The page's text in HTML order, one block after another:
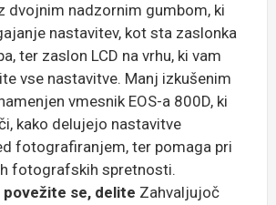
dvojnim nadzornim gumbom, ki
nastavitev, kot sta zaslonka
ter zaslon LCD na vrhu, ki vam
vse nastavitve. Manj izkušenim
vmesnik EOS-a 800D, ki
kako delujejo nastavitve
fotografiranjem, ter pomaga pri
fotografskih spretnosti.
se, delite Zahvaljujoč